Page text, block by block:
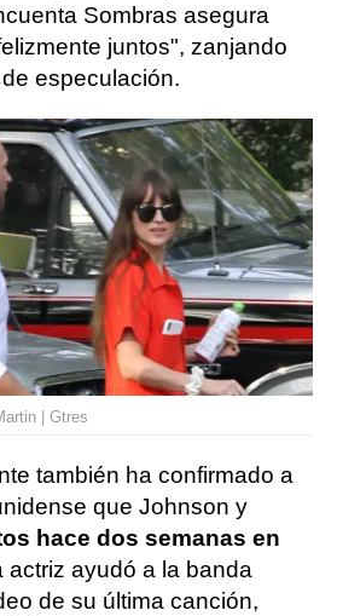
Sombras asegura
juntos", zanjando
especulación.
| Gtres
también ha confirmado a
que Johnson y
hace dos semanas en
actriz ayudó a la banda
de su última canción,